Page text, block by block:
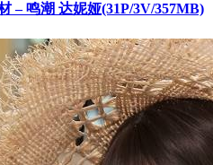
– 鸣潮 达妮娅(31P/3V/357MB)